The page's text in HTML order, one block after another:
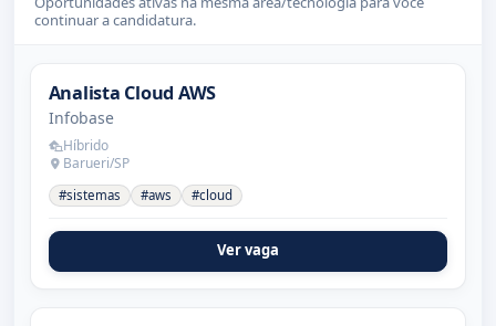
continuar a candidatura.
Analista Cloud AWS
Infobase
Híbrido
Barueri/SP
#sistemas #aws #cloud
Ver vaga